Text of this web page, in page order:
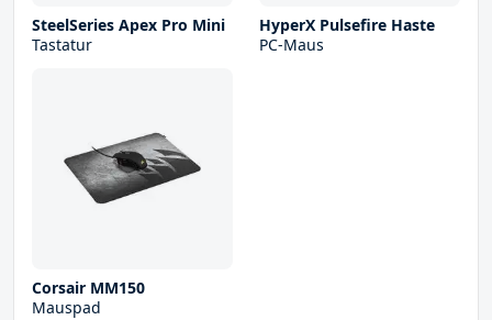
SteelSeries Apex Pro Mini
Tastatur
HyperX Pulsefire Haste
PC-Maus
Corsair MM150
Mauspad